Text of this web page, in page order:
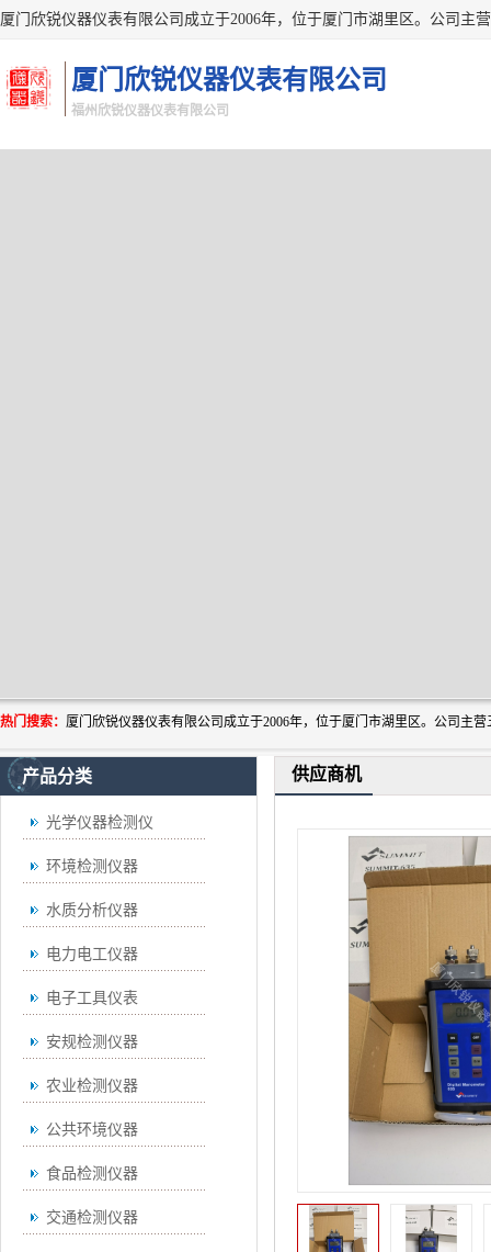
厦门欣锐仪器仪表有限公司
福州欣锐仪器仪表有限公司
热门搜索：
产品分类
光学仪器检测仪
环境检测仪器
水质分析仪器
电力电工仪器
电子工具仪表
安规检测仪器
农业检测仪器
公共环境仪器
食品检测仪器
交通检测仪器
供应商机